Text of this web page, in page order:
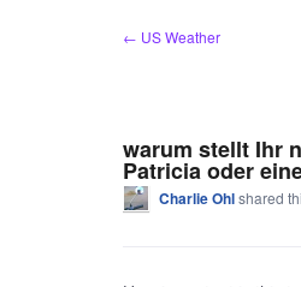
← US Weather
warum stellt Ihr
Patricia oder
Charlie Ohlshared